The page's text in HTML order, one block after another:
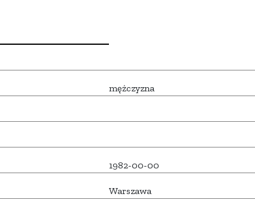
mężczyzna
1982-00-00
Warszawa